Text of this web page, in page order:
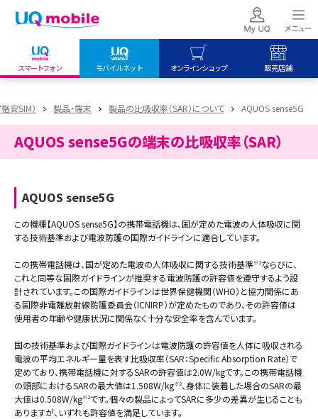
スマートフォン モバイルネット オンラインショップ 販売店舗
UQ WiMAX ご契約の方
My UQ mobile
データチャージサイト
オンラインショップ
UQ WiMAX
販売店舗
UQ WiMAX
安SIM） 製品・端末 製品の比吸収率（SAR）について AQUOS sense5G
AQUOS sense5Gの端末の比吸収率（SAR）
AQUOS sense5G
この機種【AQUOS sense5G】の携帯電話機は、国が定めた電波の人体吸収に関
する技術基準および電波防護の国際ガイドラインに適合しています。
この携帯電話機は、国が定めた電波の人体吸収に関する技術基準※1 ならびに、
これと同等な国際ガイドラインが推奨する電波防護の許容値を遵守するよう設
計されています。この国際ガイドラインは世界保健機関（WHO）と協力関係にあ
る国際非電離放射線防護委員会（ICNIRP）が定めたものであり、その許容値は
使用者の年齢や健康状況に関係なく十分な安全率を含んでいます。
国の技術基準および国際ガイドラインは電波防護の許容値を人体に吸収される
電波の平均エネルギー量を表す比吸収率（SAR：Specific Absorption Rate）で
定めており、携帯電話機に対するSARの許容値は2.0W/kgです。この携帯電話機
の頭部におけるSARの最大値は1.508W/kg※2、身体に装着した場合のSARの最
大値は0.508W/kg※2です。個々の製品によってSARに多少の差異が生じることも
ありますが、いずれも許容値を満足しています。